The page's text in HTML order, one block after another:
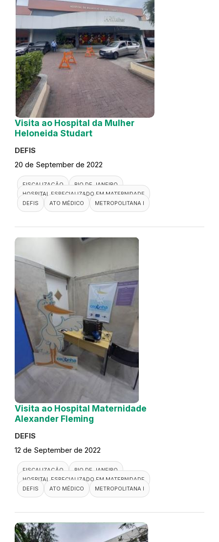
Visita ao Hospital da Mulher
Heloneida Studart
DEFIS
20 de September de 2022
FISCALIZAÇÃO
RIO DE JANEIRO
HOSPITAL ESPECIALIZADO EM MATERNIDADE
DEFIS
ATO MÉDICO METROPOLITANA I
Visita ao Hospital Maternidade
Alexander Fleming
DEFIS
12 de September de 2022
FISCALIZAÇÃO
RIO DE JANEIRO
HOSPITAL ESPECIALIZADO EM MATERNIDADE
DEFIS
ATO MÉDICO METROPOLITANA I